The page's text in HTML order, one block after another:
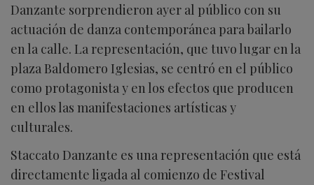
Danzante sorprendieron ayer al público con su
actuación de danza contemporánea para bailarlo
en la calle. La representación, que tuvo lugar en la
plaza Baldomero Iglesias, se centró en el público
como protagonista y en los efectos que producen
en ellos las manifestaciones artísticas y
culturales.
Staccato Danzante es una representación que está
directamente ligada al comienzo de Festival